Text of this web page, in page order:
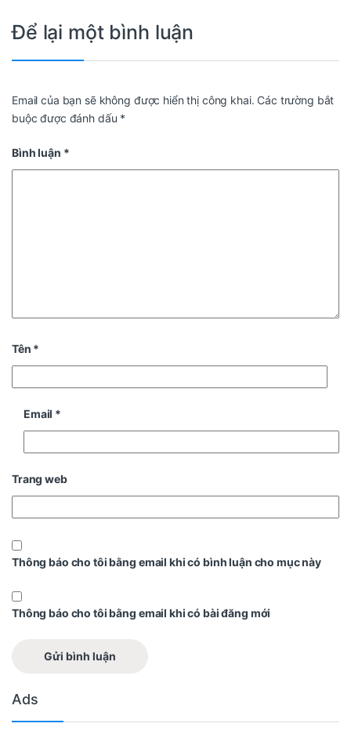
Để lại một bình luận
Email của bạn sẽ không được hiển thị công khai. Các trường bắt
buộc được đánh dấu *
Bình luận *
Tên *
Email *
Trang web
Thông báo cho tôi bằng email khi có bình luận cho mục này
Thông báo cho tôi bằng email khi có bài đăng mới
Ads